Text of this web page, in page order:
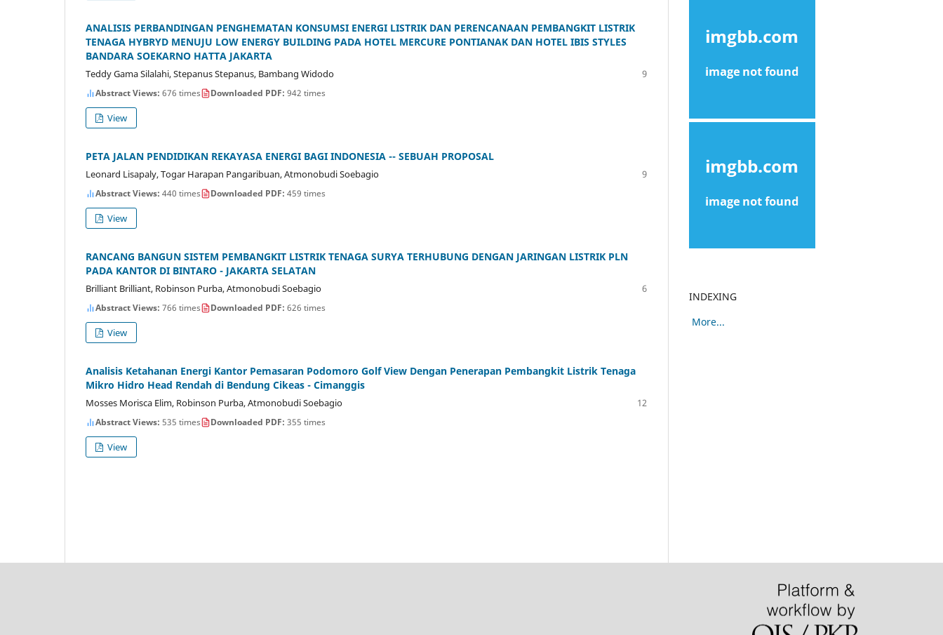
ANALISIS PERBANDINGAN PENGHEMATAN KONSUMSI ENERGI LISTRIK DAN PERENCANAAN PEMBANGKIT LISTRIK
TENAGA HYBRYD MENUJU LOW ENERGY BUILDING PADA HOTEL MERCURE PONTIANAK DAN HOTEL IBIS STYLES
BANDARA SOEKARNO HATTA JAKARTA
Teddy Gama Silalahi, Stepanus Stepanus, Bambang Widodo 9
Abstract Views: 676 times Downloaded PDF: 942 times
View
PETA JALAN PENDIDIKAN REKAYASA ENERGI BAGI INDONESIA -- SEBUAH PROPOSAL
Leonard Lisapaly, Togar Harapan Pangaribuan, Atmonobudi Soebagio 9
Abstract Views: 440 times Downloaded PDF: 459 times
View
RANCANG BANGUN SISTEM PEMBANGKIT LISTRIK TENAGA SURYA TERHUBUNG DENGAN JARINGAN LISTRIK PLN
PADA KANTOR DI BINTARO - JAKARTA SELATAN
Brilliant Brilliant, Robinson Purba, Atmonobudi Soebagio 6
Abstract Views: 766 times Downloaded PDF: 626 times
View
Analisis Ketahanan Energi Kantor Pemasaran Podomoro Golf View Dengan Penerapan Pembangkit Listrik Tenaga
Mikro Hidro Head Rendah di Bendung Cikeas - Cimanggis
Mosses Morisca Elim, Robinson Purba, Atmonobudi Soebagio 12
Abstract Views: 535 times Downloaded PDF: 355 times
View
INDEXING
More...